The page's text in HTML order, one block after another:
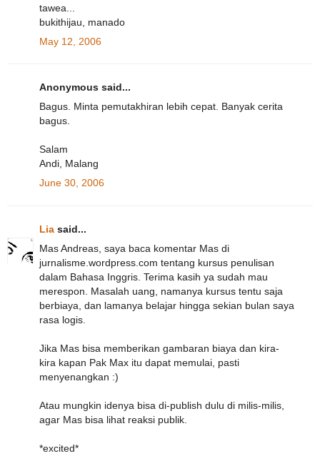
tawea...
bukithijau, manado
May 12, 2006
Anonymous said...
Bagus. Minta pemutakhiran lebih cepat. Banyak cerita
bagus.
Salam
Andi, Malang
June 30, 2006
Lia said...
Mas Andreas, saya baca komentar Mas di
jurnalisme.wordpress.com tentang kursus penulisan
dalam Bahasa Inggris. Terima kasih ya sudah mau
merespon. Masalah uang, namanya kursus tentu saja
berbiaya, dan lamanya belajar hingga sekian bulan saya
rasa logis.
Jika Mas bisa memberikan gambaran biaya dan kira-
kira kapan Pak Max itu dapat memulai, pasti
menyenangkan :)
Atau mungkin idenya bisa di-publish dulu di milis-milis,
agar Mas bisa lihat reaksi publik.
*excited*